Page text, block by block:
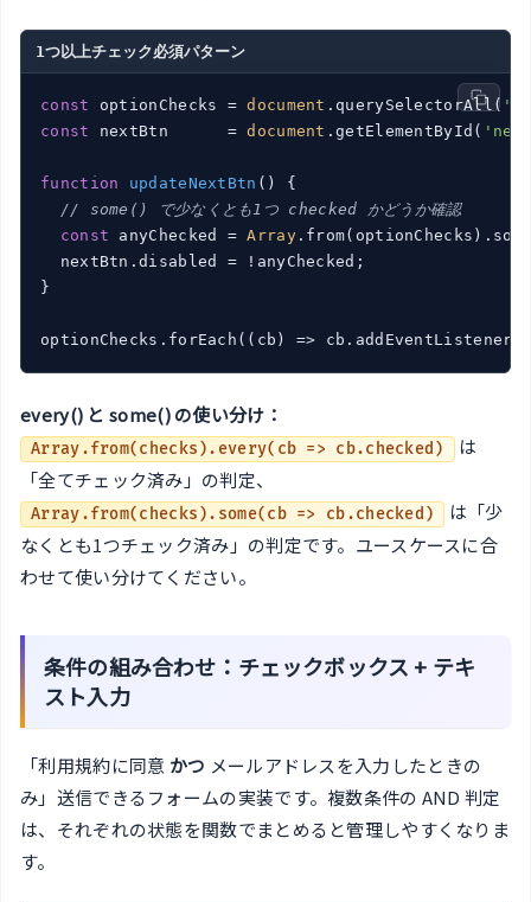
1つ以上チェック必須パターン
const optionChecks = document .querySelectorAll(
const nextBtn      = document .getElementById(
function updateNextBtn ( ) {
// some() で少なくとも1つ checked かどうか確認
const anyChecked = Array
  nextBtn.disabled = !anyChecked;
}
optionChecks.forEach( ( cb ) => cb.addEventListener(
every() と some() の使い分け：
Array.from(checks).every(cb => cb.checked)
は
「全てチェック済み」の判定、
Array.from(checks).some(cb => cb.checked)
は「少
なくとも1つチェック済み」の判定です。ユースケースに合
わせて使い分けてください。
条件の組み合わせ：チェックボックス + テキ
スト入力
「利用規約に同意 かつ メールアドレスを入力したときの
み」送信できるフォームの実装です。複数条件の AND 判定
は、それぞれの状態を関数でまとめると管理しやすくなりま
す。